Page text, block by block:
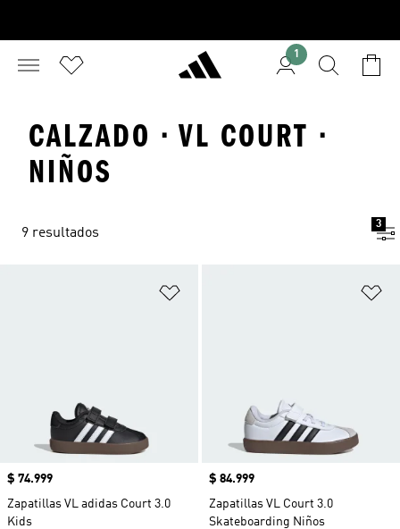
1
CALZADO · VL COURT ·
NIÑOS
9 resultados
3
Precio
$ 74.999
Zapatillas VL adidas Court 3.0
Kids
Precio
$ 84.999
Zapatillas VL Court 3.0
Skateboarding Niños